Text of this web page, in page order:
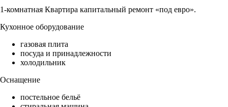
1-комнатная Квартира капитальный ремонт «под евро».
Кухонное оборудование
газовая плита
посуда и принадлежности
холодильник
Оснащение
постельное бельё